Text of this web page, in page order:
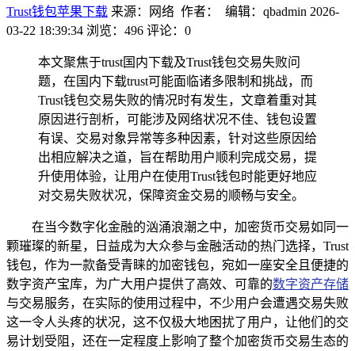
Trust钱包苹果下载 来源：网络 作者： 编辑：qbadmin 2026-
03-22 18:39:34 浏览：496 评论：0
本文聚焦于trust国内下载及Trust钱包交易失败问
题，在国内下载trust可能面临诸多限制和挑战，而
Trust钱包交易失败的情况时有发生，文章着重对其
原因进行剖析，可能涉及网络状况不佳、钱包设置
有误、交易对象异常等多种因素，针对这些原因给
出相应解决之道，旨在帮助用户顺利完成交易，提
升使用体验，让用户在使用Trust钱包时能更好地应
对交易失败状况，保障资金交易的顺畅与安全。
在当今数字化金融的汹涌浪潮之中，加密货币交易如同一
颗璀璨的新星，日益成为大众参与金融活动的热门选择，Trust
钱包，作为一款备受青睐的加密钱包，宛如一座安全且便捷的
数字资产宝库，为广大用户提供了高效、可靠的数字资产存储
与交易服务，在实际的使用过程中，不少用户会遭遇交易失败
这一令人头疼的状况，这不仅极大地困扰了用户，让他们的交
易计划受阻，还在一定程度上影响了整个加密货币交易生态的